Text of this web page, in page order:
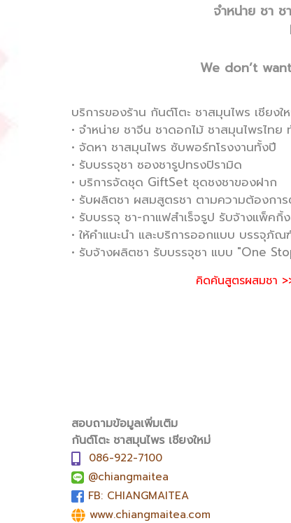
จำหน่าย ชา
We don’t
บริการของร้าน กันต์โตะ ชาสมุนไพร เชียงใ
• จำหน่าย ชาจีน ชาดอกไม้ ชาสมุนไพรไทย
• จัดหา ชาสมุนไพร ซับพอร์ทโรงงานทั้งปี
• รับบรรจุชา ซองชารูปทรงปิรามิด
• บริการจัดชุด GiftSet ชุดชงชาของฝาก
• รับผลิตชา ผสมสูตรชา ตามความต้องกา
• รับบรรจุ ชา-กาแฟสำเร็จรูป รับจ้างแพ็ค
• ให้คำแนะนำ และบริการออกแบบ บรรจุภั
• รับจ้างผลิตชา รับบรรจุชา แบบ "One
คิดค้นสูตรผสมชา
สอบถามข้อมูลเพิ่มเติม
กันต์โตะ ชาสมุนไพร เชียงใหม่
086-922-7100
@chiangmaitea
FB: CHIANGMAITEA
www.chiangmaitea.com